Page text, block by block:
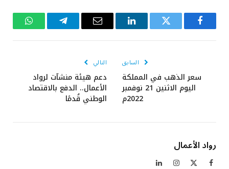
فيسبوك تويتر لينكدإن
البريد
تيلقرام واتساب
السابق
سعر الذهب في المملكة
اليوم الاثنين 21 نوفمبر
2022م
التالي
دعم هيئة منشآت لرواد
الأعمال.. الدفع بالاقتصاد
الوطني قُدمًا
رواد الأعمال
فيسبوك الانستغراملينكدإن